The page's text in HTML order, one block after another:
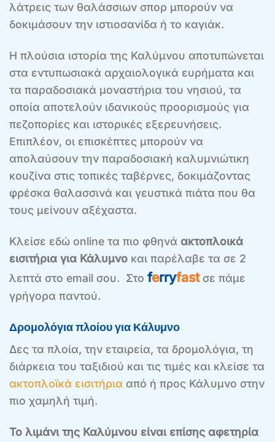
λάτρεις των θαλάσσιων σπορ μπορούν να
δοκιμάσουν την ιστιοσανίδα ή το καγιάκ.
Η πλούσια ιστορία της Καλύμνου αποτυπώνεται
στα εντυπωσιακά αρχαιολογικά ευρήματα και
τα παραδοσιακά μοναστήρια του νησιού, τα
οποία αποτελούν ιδανικούς προορισμούς για
πεζοπορίες και ιστορικές εξερευνήσεις.
Επιπλέον, οι επισκέπτες μπορούν να
απολαύσουν την παραδοσιακή καλυμνιώτικη
κουζίνα στις τοπικές ταβέρνες, δοκιμάζοντας
φρέσκα θαλασσινά και γευστικά πιάτα που θα
τους μείνουν αξέχαστα.
Κλείσε εδώ online τα πιο φθηνά ακτοπλοικά
εισιτήρια για Κάλυμνο και παρέλαβε τα σε 2
λεπτά στο email σου. Στο ferryfastσε πάμε
γρήγορα παντού.
Δρομολόγια πλοίου για Κάλυμνο
Δες τα πλοία, την εταιρεία, τα δρομολόγια, τη
διάρκεια του ταξιδιού και τις τιμές και κλείσε τα
ακτοπλοϊκά εισιτήρια από ή προς Κάλυμνο στην
πιο χαμηλή τιμή.
Το λιμάνι της Καλύμνου είναι επίσης αφετηρία